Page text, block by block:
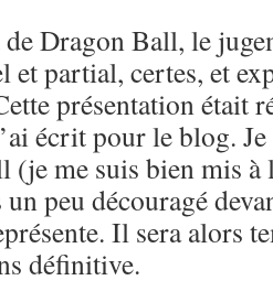
de Dragon Ball, le
et partial, certes, et
présentation était
écrit pour le blog.
(je me suis bien mis
peu découragé
Il sera alors
définitive.